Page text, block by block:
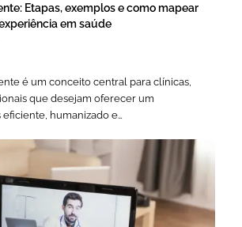
Etapas, exemplos e como mapear
em saúde
é um conceito central para clínicas,
que desejam oferecer um
humanizado e…